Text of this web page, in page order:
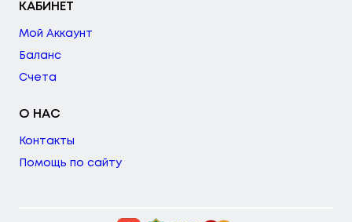
КАБИНЕТ
Мой Аккаунт
Баланс
Счета
О НАС
Контакты
Помощь по сайту